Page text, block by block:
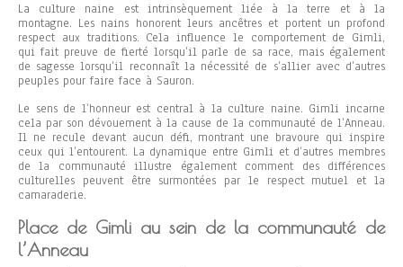
La culture naine est intrinsèquement liée à la terre et à la
montagne. Les nains honorent leurs ancêtres et portent un profond
respect aux traditions. Cela influence le comportement de Gimli,
qui fait preuve de fierté lorsqu’il parle de sa race, mais également
de sagesse lorsqu’il reconnaît la nécessité de s’allier avec d’autres
peuples pour faire face à Sauron.
Le sens de l’honneur est central à la culture naine. Gimli incarne
cela par son dévouement à la cause de la communauté de l’Anneau.
Il ne recule devant aucun défi, montrant une bravoure qui inspire
ceux qui l’entourent. La dynamique entre Gimli et d’autres membres
de la communauté illustre également comment des différences
culturelles peuvent être surmontées par le respect mutuel et la
camaraderie.
Place de Gimli au sein de la communauté de
l’Anneau